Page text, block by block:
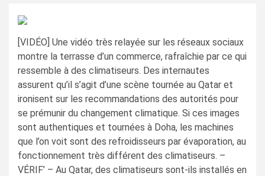
[VIDÉO] Une vidéo très relayée sur les réseaux sociaux
montre la terrasse d’un commerce, rafraîchie par ce qui
ressemble à des climatiseurs. Des internautes
assurent qu’il s’agit d’une scène tournée au Qatar et
ironisent sur les recommandations des autorités pour
se prémunir du changement climatique. Si ces images
sont authentiques et tournées à Doha, les machines
que l’on voit sont des refroidisseurs par évaporation, au
fonctionnement très différent des climatiseurs. –
VÉRIF’ – Au Qatar, des climatiseurs sont-ils installés en